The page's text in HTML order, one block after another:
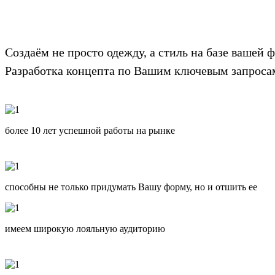
Создаём не просто одежду, а стиль на базе вашей
Разработка концепта по Вашим ключевым
более 10 лет успешной работы на рынке
способны не только придумать Вашу форму, но и отшить ее
имеем широкую лояльную аудиторию